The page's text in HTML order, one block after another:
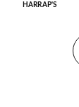
HARRAP'S